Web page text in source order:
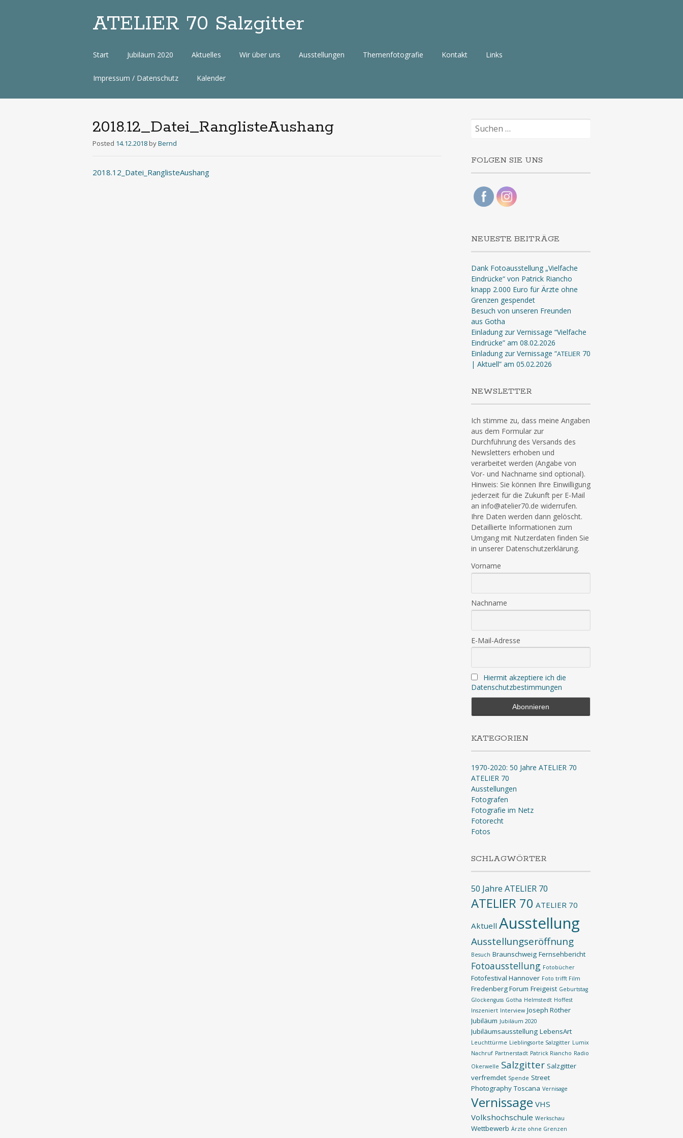
ATELIER 70 Salzgitter
Zum
Start Jubiläum 2020 Aktuelles Wir über uns Ausstellungen Themenfotografie Kontakt Links
Impressum / Datenschutz Kalender
2018.12_Datei_RanglisteAushang
Posted 14.12.2018 byBernd
2018.12_Datei_RanglisteAushang
Suchen
nach:
FOLGEN SIE UNS
NEUESTE BEITRÄGE
Dank Fotoausstellung „Vielfache
Eindrücke“ von Patrick Riancho
knapp 2.000 Euro für Ärzte ohne
Grenzen gespendet
Besuch von unseren Freunden
aus Gotha
Einladung zur Vernissage “Vielfache
Eindrücke” am 08.02.2026
Einladung zur Vernissage “ATELIER70
| Aktuell” am 05.02.2026
NEWSLETTER
Ich stimme zu, dass meine Angaben
aus dem Formular zur
Durchführung des Versands des
Newsletters erhoben und
verarbeitet werden (Angabe von
Vor- und Nachname sind optional).
Hinweis: Sie können Ihre Einwilligung
jederzeit für die Zukunft per E-Mail
an info@atelier70.de widerrufen.
Ihre Daten werden dann gelöscht.
Detaillierte Informationen zum
Umgang mit Nutzerdaten finden Sie
in unserer Datenschutzerklärung.
Vorname
Nachname
E-Mail-Adresse
Hiermit akzeptiere ich die
Datenschutzbestimmungen
KATEGORIEN
1970-2020: 50 Jahre ATELIER 70
ATELIER 70
Ausstellungen
Fotografen
Fotografie im Netz
Fotorecht
Fotos
SCHLAGWÖRTER
50 Jahre ATELIER 70
ATELIER 70 ATELIER 70
Aktuell Ausstellung
Ausstellungseröffnung
Besuch Braunschweig Fernsehbericht
Fotoausstellung Fotobücher
Fotofestival Hannover Foto trifft Film
Fredenberg Forum Freigeist Geburtstag
Glockenguss Gotha Helmstedt Hoffest
Inszeniert Interview Joseph Röther
Jubiläum Jubiläum 2020
Jubiläumsausstellung LebensArt
Leuchttürme Lieblingsorte Salzgitter Lumix
Nachruf Partnerstadt Patrick Riancho Radio
Okerwelle Salzgitter Salzgitter
verfremdet Spende Street
Photography Toscana Vernisage
Vernissage VHS
Volkshochschule Werkschau
Wettbewerb Ärzte ohne Grenzen